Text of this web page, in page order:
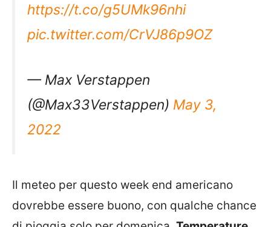
https://t.co/g5UMk96nhi
pic.twitter.com/CrVJ86p9OZ
— Max Verstappen
(@Max33Verstappen) May 3,
2022
Il meteo per questo week end americano
dovrebbe essere buono, con qualche chance